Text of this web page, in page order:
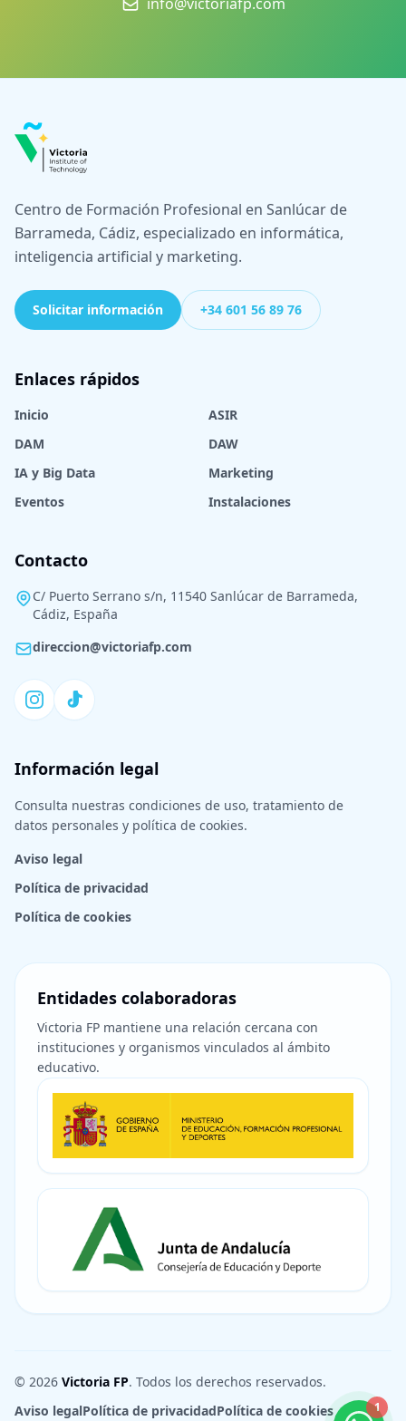
Centro de Formación Profesional en Sanlúcar de
Barrameda, Cádiz, especializado en informática,
inteligencia artificial y marketing.
Solicitar información +34 601 56 89 76
Enlaces rápidos
Inicio
ASIR
DAM
DAW
IA y Big Data
Marketing
Eventos
Instalaciones
Contacto
C/ Puerto Serrano s/n, 11540 Sanlúcar de Barrameda,
Cádiz, España
direccion@victoriafp.com
Información legal
Consulta nuestras condiciones de uso, tratamiento de
datos personales y política de cookies.
Aviso legal
Política de privacidad
Política de cookies
Entidades colaboradoras
Victoria FP mantiene una relación cercana con
instituciones y organismos vinculados al ámbito
educativo.
© 2026 Victoria FP. Todos los derechos reservados.
Aviso legalPolítica de privacidadPolítica de cookies 1